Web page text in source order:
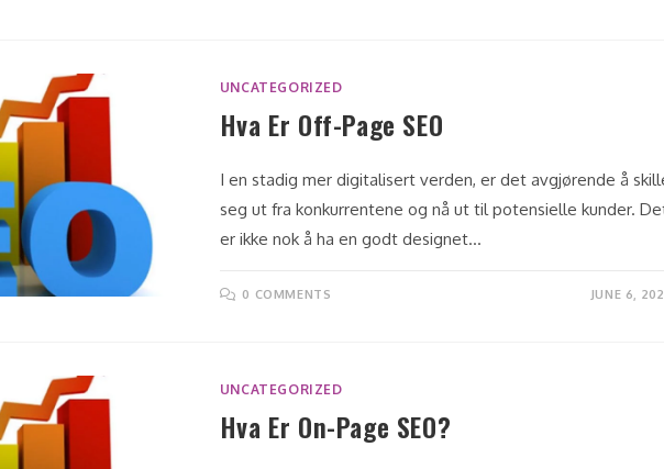
UNCATEGORIZED
Hva Er Off-Page SEO
I en stadig mer digitalisert verden, er det avgjørende å
seg ut fra konkurrentene og nå ut til potensielle kunder.
er ikke nok å ha en godt designet…
0 COMMENTS JUNE 6,
UNCATEGORIZED
Hva Er On-Page SEO?